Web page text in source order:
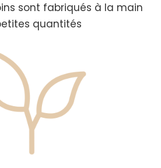
sont fabriqués à la main
quantités